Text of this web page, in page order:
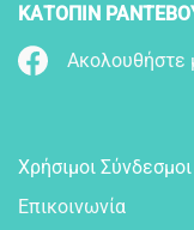
ΚΑΤΟΠΙΝ
Ακολουθήστε
Χρήσιμοι Σύνδεσμοι
Επικοινωνία